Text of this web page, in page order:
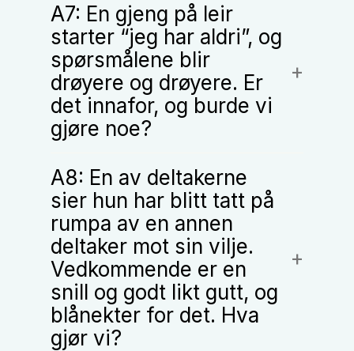
A7: En gjeng på leir
starter “jeg har aldri”, og
spørsmålene blir
drøyere og drøyere. Er
det innafor, og burde vi
gjøre noe?
A8: En av deltakerne
sier hun har blitt tatt på
rumpa av en annen
deltaker mot sin vilje.
Vedkommende er en
snill og godt likt gutt, og
blånekter for det. Hva
gjør vi?